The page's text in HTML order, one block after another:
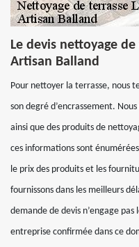
Le devis nettoyage
Artisan Balland
Pour nettoyer la terrasse, nous
son degré d’encrassement.
ainsi que des produits de
ces informations sont
le prix des produits et les
fournissons dans les meilleurs
demande de devis n’engage
entreprise confirmée dans ce